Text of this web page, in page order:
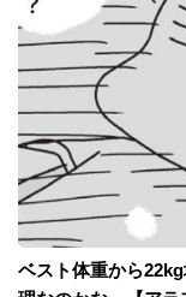
ベスト体重から